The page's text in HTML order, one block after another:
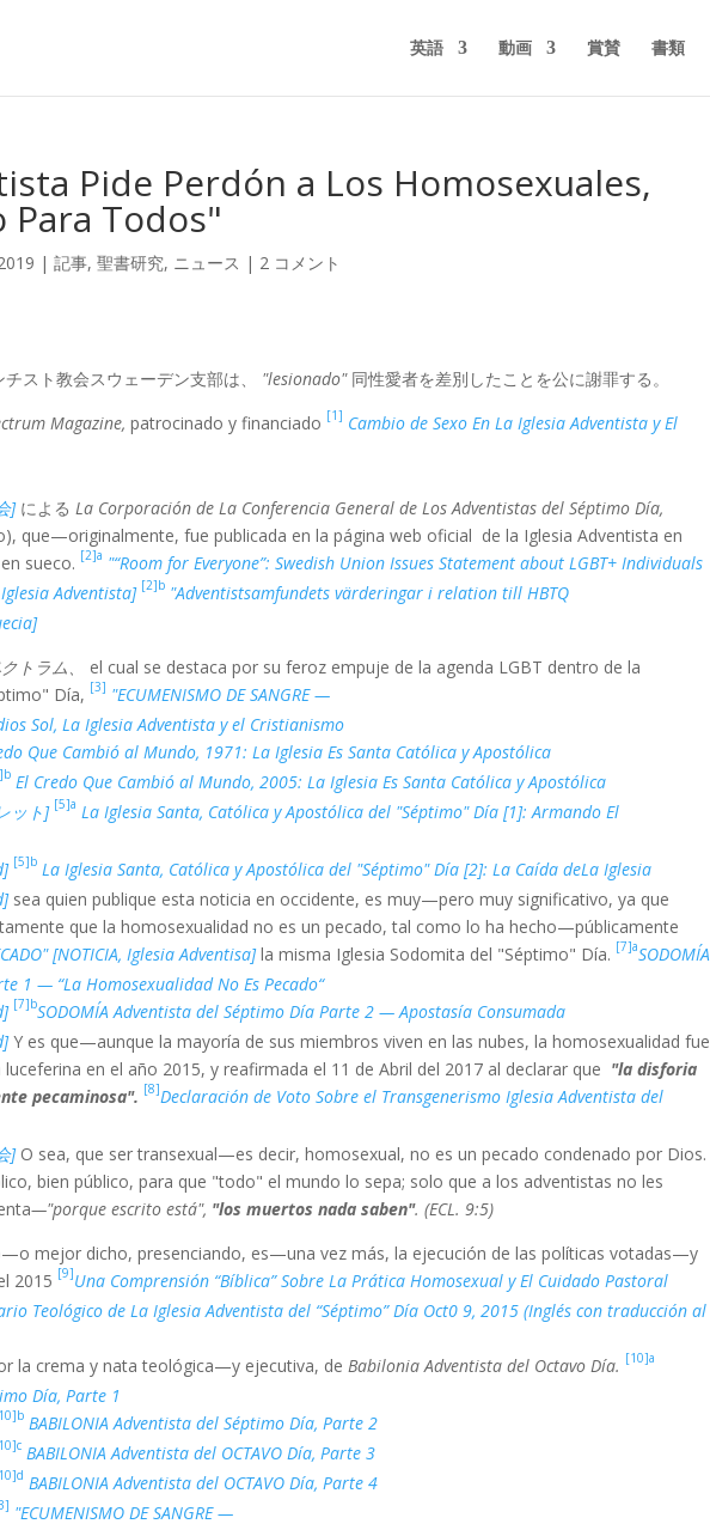
英語 動画 賞賛 書類
Pide Perdón a Los Homosexuales,
Para Todos"
|記事,聖書研究, ニュース | 2 コメント
スト教会スウェーデン支部は、 "lesionado"同性愛者を差別したことを公に謝罪する。
Magazine, patrocinado y financiado [1] Cambio de Sexo En La Iglesia Adventista y El
]による La Corporación de La Conferencia General de Los Adventistas del Séptimo Día,
que—originalmente, fue publicada en la página web oficial de la Iglesia Adventista en
sueco. [2]a "“Room for Everyone”: Swedish Union Issues Statement about LGBT+ Individuals
Adventista] [2]b "Adventistsamfundets värderingar i relation till HBTQ
トラム、
el cual se destaca por su feroz empuje de la agenda LGBT dentro de la
Día, [3] "ECUMENISMO DE SANGRE —
Sol, La Iglesia Adventista y el Cristianismo
Que Cambió al Mundo, 1971: La Iglesia Es Santa Católica y Apostólica
El Credo Que Cambió al Mundo, 2005: La Iglesia Es Santa Católica y Apostólica
ット] [5]a La Iglesia Santa, Católica y Apostólica del "Séptimo" Día [1]: Armando El
[5]b La Iglesia Santa, Católica y Apostólica del "Séptimo" Día [2]: La Caída deLa Iglesia
sea quien publique esta noticia en occidente, es muy—pero muy significativo, ya que
que la homosexualidad no es un pecado, tal como lo ha hecho—públicamente
[NOTICIA, Iglesia Adventisa]la misma Iglesia Sodomita del "Séptimo" Día. [7]aSODOMÍA
1 — “La Homosexualidad No Es Pecado“
[7]bSODOMÍA Adventista del Séptimo Día Parte 2 — Apostasía Consumada
Y es que—aunque la mayoría de sus miembros viven en las nubes, la homosexualidad fue
en el año 2015, y reafirmada el 11 de Abril del 2017 al declarar que "la disforia
pecaminosa". [8]Declaración de Voto Sobre el Transgenerismo Iglesia Adventista del
]O sea, que ser transexual—es decir, homosexual, no es un pecado condenado por Dios.
bien público, para que "todo" el mundo lo sepa; solo que a los adventistas no les
—"porque escrito está", "los muertos nada saben". (ECL. 9:5)
mejor dicho, presenciando, es—una vez más, la ejecución de las políticas votadas—y
2015 [9]Una Comprensión “Bíblica” Sobre La Prática Homosexual y El Cuidado Pastoral
Teológico de La Iglesia Adventista del “Séptimo” Día Oct0 9, 2015 (Inglés con traducción al
la crema y nata teológica—y ejecutiva, deBabilonia Adventista del Octavo Día. [10]a
Día, Parte 1
BABILONIA Adventista del Séptimo Día, Parte 2
BABILONIA Adventista del OCTAVO Día, Parte 3
BABILONIA Adventista del OCTAVO Día, Parte 4
"ECUMENISMO DE SANGRE —